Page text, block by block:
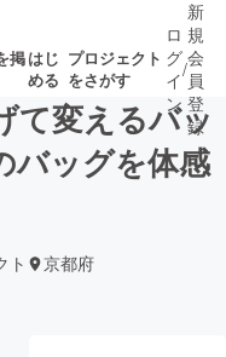
掲はじ
める
プロジェクト
をさがす
終了が近いプ
ロ
グ
イ
ン
/
新
規
会
員
登
録
て変えるバッ
バッグを体感
ト 京都府